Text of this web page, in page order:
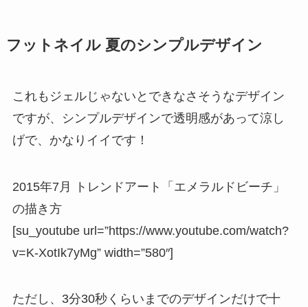
フットネイル 夏のシンプルデザイン
これもジェルじゃないとできなさそうなデザイン
ですが、シンプルデザインで透明感があって涼し
げで、かなりイイです！
2015年7月 トレンドアート「エメラルドビーチ」
の描き方
[su_youtube url=”https://www.youtube.com/watch?
v=K-XotIk7yMg” width=”580″]
ただし、3分30秒くらいまでのデザインだけで十